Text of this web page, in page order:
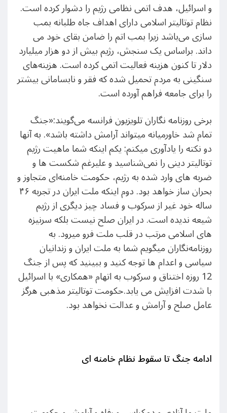
و اسرائیل، هدف اتمی نظامی رژیم را دشوار کرده است.
نظام توتالیتر اسلامی دارای اهداف جاه طلبانه بمب
سازی می‌باشد زیرا بمب اتم را ضامن بقای خود می
داند. براساس یک سنجش، رژیم بیش از دو هزار میلیارد
دلار تا کنون هزینه فعالیت اتمی کرده است. هزینه‌های
سنگینی به مردم تحمیل شده که فقر و نابسامانی بیشتر
را برای جامعه فراهم آورده است.
برخی روزنامه نگاران تلویزیون فرانسه می‌گویند:«جنگ
تمام شد خاورمیانه میتواند آرامش داشته باشد». به آنها
دو نکته را یادآوری میکنم: یکم اینکه شما ماهیت رژیم
توتالیتر دینی را نمی‌شناسید و علیرغم شکست ها و
ضربه های وارد شده به رژیم، حکومت خامنه‌ای متجاوز و
بحران ساز خواهد بود. دوم اینکه ملت ایران در تجربه ۴۶
ساله خود غیر از سرکوب و فساد چیز دیگری از رژیم
شیعه ندیده است. در ایران صلح نیست بلکه سرنیزه
های اسلامی مرتب در قلب ملت فرو میرود. به
روزنامه‌نگاران میگویم شما به ملت ایران و زندانیان
سیاسی و اعدام ها توجه کنید و ببینید که پس از جنگ
12 روزه اختناق و سرکوب به اتهام «همکاری» با اسرائیل
با شدت افزایش می یابد.حکومت توتالیتر مذهبی هرگز
عامل صلح و آرامش و عدالت نخواهد بود.
ادامه جنگ تا سقوط نظام خامنه ای